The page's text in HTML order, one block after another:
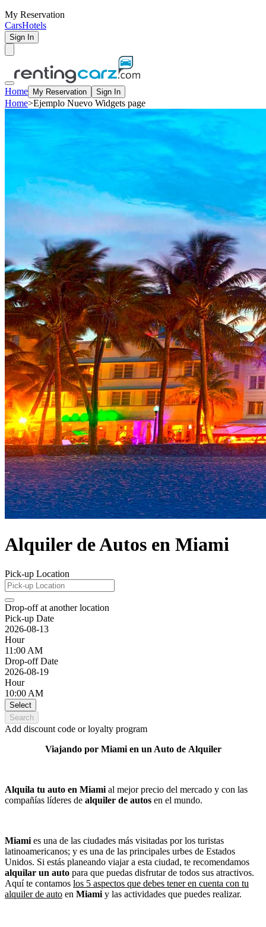
My Reservation
CarsHotels
Sign In
Home My Reservation Sign In
Home>Ejemplo Nuevo Widgets page
Alquiler de Autos en Miami
Pick-up Location
Drop-off at another location
Pick-up Date
2026-08-13
Hour
11:00 AM
Drop-off Date
2026-08-19
Hour
10:00 AM
Select
Search
Add discount code or loyalty program
Viajando por Miami en un Auto de Alquiler
Alquila tu auto en Miami al mejor precio del mercado y con las
compañías líderes de alquiler de autos en el mundo.
Miami es una de las ciudades más visitadas por los turistas
latinoamericanos; y es una de las principales urbes de Estados
Unidos. Si estás planeando viajar a esta ciudad, te recomendamos
alquilar un auto para que puedas disfrutar de todos sus atractivos.
Aquí te contamos los 5 aspectos que debes tener en cuenta con tu
alquiler de auto en Miami y las actividades que puedes realizar.